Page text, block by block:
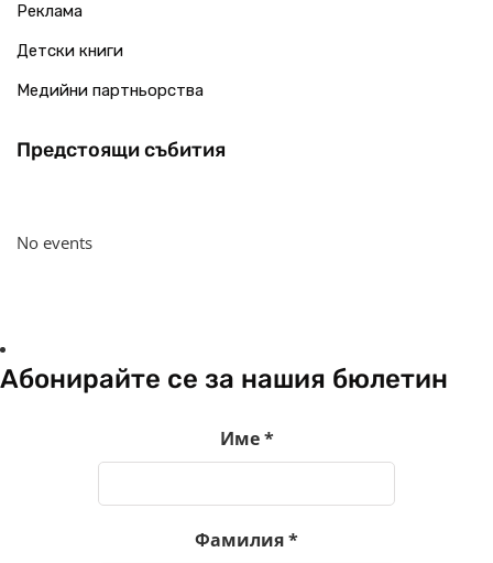
Реклама
Детски книги
Медийни партньорства
Предстоящи събития
No events
Абонирайте се за нашия бюлетин
Име*
Фамилия*